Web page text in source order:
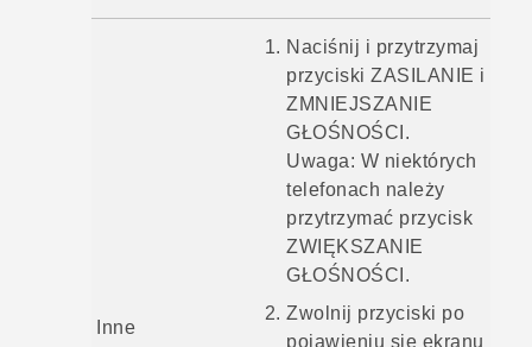
Inne
Naciśnij i przytrzymaj
przyciski ZASILANIE i
ZMNIEJSZANIE
GŁOŚNOŚCI .
Uwaga: W niektórych
telefonach należy
przytrzymać przycisk
ZWIĘKSZANIE
GŁOŚNOŚCI .
Zwolnij przyciski po
pojawieniu się ekranu